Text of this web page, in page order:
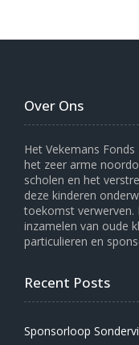
Over Ons
Het Vekemans
het zeer arme
scholen en het
deze kinderen
toekomst
inzamelen van oude
particulieren en
Recent Posts
Sponsorloop